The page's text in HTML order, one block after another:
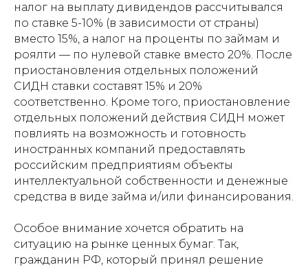
налог на выплату дивидендов рассчитывался
по ставке 5-10% (в зависимости от страны)
вместо 15%, а налог на проценты по займам и
роялти — по нулевой ставке вместо 20%. После
приостановления отдельных положений
СИДН ставки составят 15% и 20%
соответственно. Кроме того, приостановление
отдельных положений действия СИДН может
повлиять на возможность и готовность
иностранных компаний предоставлять
российским предприятиям объекты
интеллектуальной собственности и денежные
средства в виде займа и/или финансирования.
Особое внимание хочется обратить на
ситуацию на рынке ценных бумаг. Так,
гражданин РФ, который принял решение